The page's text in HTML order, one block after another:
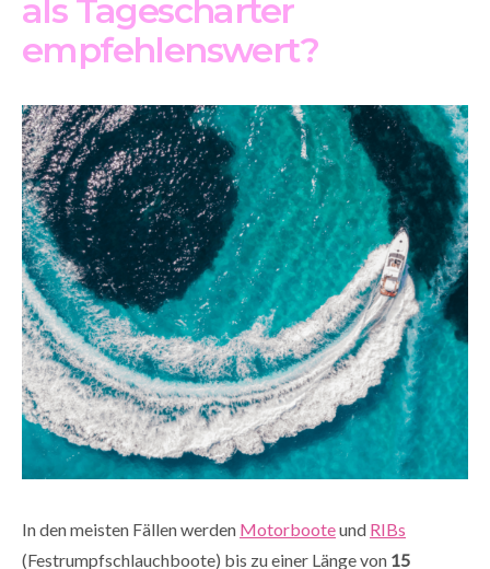
als Tagescharter
empfehlenswert?
In den meisten Fällen werden Motorbooteund RIBs
(Festrumpfschlauchboote) bis zu einer Länge von 15